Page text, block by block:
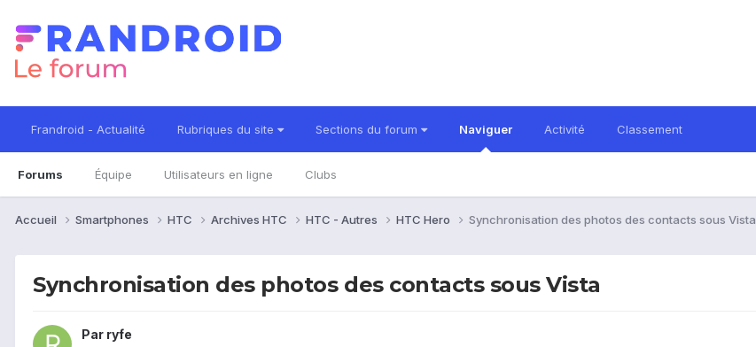
Frandroid - Actualité Rubriques du site Sections du forum Naviguer
Forums Équipe Utilisateurs en ligne Clubs
Activité Classement
Accueil Smartphones HTC Archives HTC HTC - Autres HTC Hero Synchronisation des photos des contacts sous Vista
Synchronisation des photos des contacts sous Vista
Par ryfe